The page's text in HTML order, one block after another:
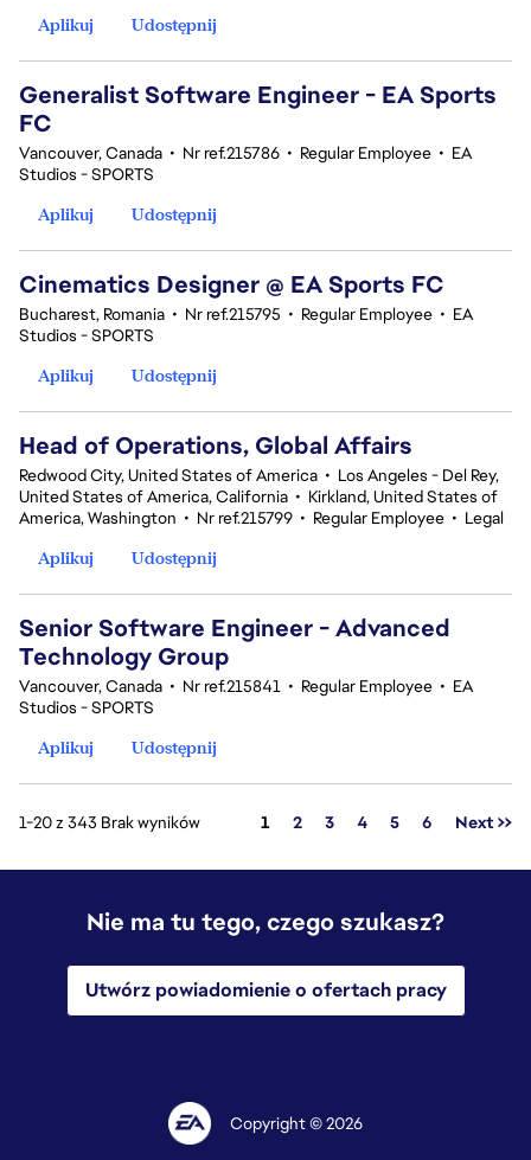
Aplikuj
Udostępnij
Generalist Software Engineer - EA Sports
FC
Vancouver, Canada • Nr ref.215786 • Regular Employee • EA
Studios - SPORTS
Aplikuj
Udostępnij
Cinematics Designer @ EA Sports FC
Bucharest, Romania • Nr ref.215795 • Regular Employee • EA
Studios - SPORTS
Aplikuj
Udostępnij
Head of Operations, Global Affairs
Redwood City, United States of America • Los Angeles - Del Rey,
United States of America, California • Kirkland, United States of
America, Washington • Nr ref.215799 • Regular Employee • Legal
Aplikuj
Udostępnij
Senior Software Engineer - Advanced
Technology Group
Vancouver, Canada • Nr ref.215841 • Regular Employee • EA
Studios - SPORTS
Aplikuj
Udostępnij
1-20 z 343 Brak wyników Strona
1 2 3 4 5 6 Next >>
Nie ma tu tego, czego szukasz?
Utwórz powiadomienie o ofertach pracy
Copyright © 2026